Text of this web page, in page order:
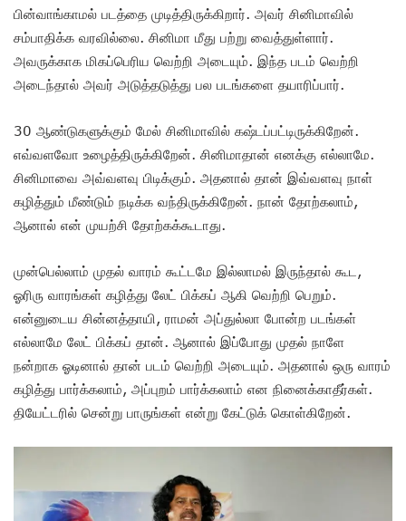
பின்வாங்காமல் படத்தை முடித்திருக்கிறார். அவர் சினிமாவில்
சம்பாதிக்க வரவில்லை. சினிமா மீது பற்று வைத்துள்ளார்.
அவருக்காக மிகப்பெரிய வெற்றி அடையும். இந்த படம் வெற்றி
அடைந்தால் அவர் அடுத்தடுத்து பல படங்களை தயாரிப்பார்.
30 ஆண்டுகளுக்கும் மேல் சினிமாவில் கஷ்டப்பட்டிருக்கிறேன்.
எவ்வளவோ உழைத்திருக்கிறேன். சினிமாதான் எனக்கு எல்லாமே.
சினிமாவை அவ்வளவு பிடிக்கும். அதனால் தான் இவ்வளவு நாள்
கழித்தும் மீண்டும் நடிக்க வந்திருக்கிறேன். நான் தோற்கலாம்,
ஆனால் என் முயற்சி தோற்கக்கூடாது.
முன்பெல்லாம் முதல் வாரம் கூட்டமே இல்லாமல் இருந்தால் கூட,
ஓரிரு வாரங்கள் கழித்து லேட் பிக்கப் ஆகி வெற்றி பெறும்.
என்னுடைய சின்னத்தாயி, ராமன் அப்துல்லா போன்ற படங்கள்
எல்லாமே லேட் பிக்கப் தான். ஆனால் இப்போது முதல் நாளே
நன்றாக ஓடினால் தான் படம் வெற்றி அடையும். அதனால் ஒரு வாரம்
கழித்து பார்க்கலாம், அப்புறம் பார்க்கலாம் என நினைக்காதீர்கள்.
தியேட்டரில் சென்று பாருங்கள் என்று கேட்டுக் கொள்கிறேன்.